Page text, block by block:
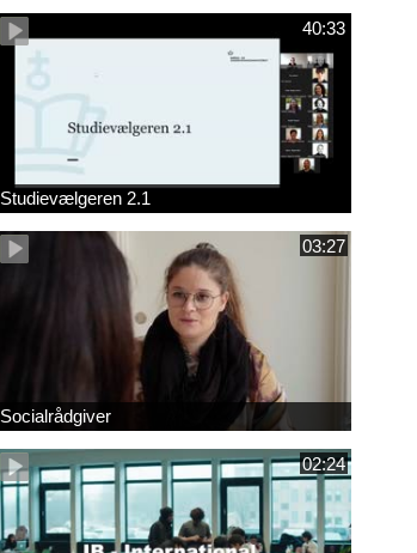
40:33
Studievælgeren 2.1
03:27
Socialrådgiver
02:24